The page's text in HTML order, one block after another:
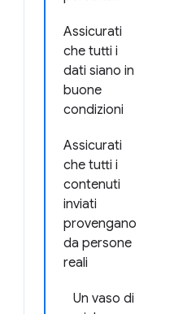
Assicurati
che tutti i
dati siano in
buone
condizioni
Assicurati
che tutti i
contenuti
inviati
provengano
da persone
reali
Un vaso di